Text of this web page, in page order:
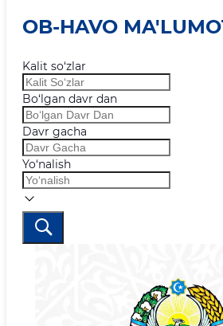
OB-HAVO
Kalit so‘zlar
Bo‘lgan davr dan
Davr gacha
Yo‘nalish